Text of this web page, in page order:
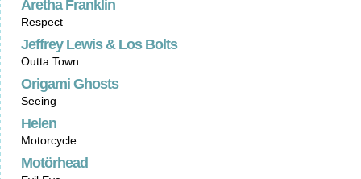
Aretha Franklin
Respect
Jeffrey Lewis & Los Bolts
Outta Town
Origami Ghosts
Seeing
Helen
Motorcycle
Motörhead